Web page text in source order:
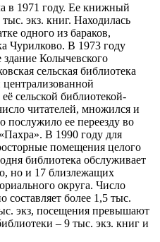
в 1971 году. Ее книжный
экз. книг. Находилась
одного из бараков,
Чурилково. В 1973 году
здание Колычевского
сельская библиотека
сельской библиотекой-
читателей, множился и
ее переезду во
В 1990 году для
помещения целого
библиотека обслуживает
но и 17 близлежащих
округа. Число
составляет более 1,5 тыс.
экз, посещения превышают
– 9 тыс. экз. книг и